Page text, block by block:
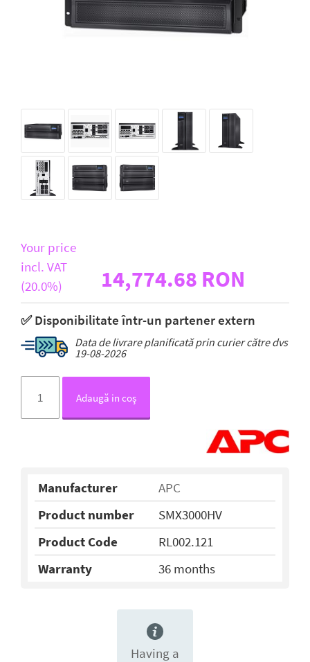
Your price
incl. VAT
(20.0%)
14,774.68 RON
✅ Disponibilitate într-un partener extern
Data de livrare planificată prin curier către dvs
19-08-2026
Adaugă in coş
Manufacturer
APC
Product number
SMX3000HV
Product Code
RL002.121
Warranty
36 months
Having a